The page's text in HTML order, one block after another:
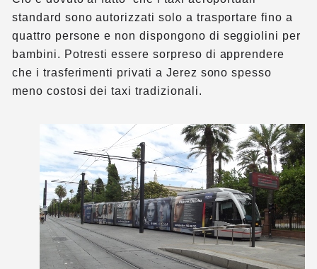
standard sono autorizzati solo a trasportare fino a
quattro persone e non dispongono di seggiolini per
bambini. Potresti essere sorpreso di apprendere
che i trasferimenti privati a Jerez sono spesso
meno costosi dei taxi tradizionali.